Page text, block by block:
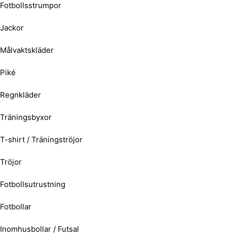
Fotbollsstrumpor
Jackor
Målvaktskläder
Piké
Regnkläder
Träningsbyxor
T-shirt / Träningströjor
Tröjor
Fotbollsutrustning
Fotbollar
Inomhusbollar / Futsal